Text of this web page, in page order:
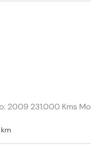
2009 231.000 Kms